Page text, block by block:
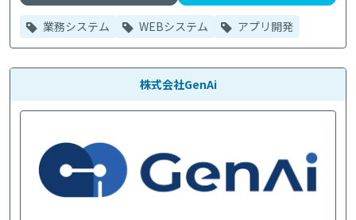
業務システム WEBシステム アプリ開発
株式会社GenAi